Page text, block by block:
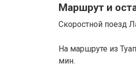
Маршрут и
Скоростной поезд
На маршруте из
мин.